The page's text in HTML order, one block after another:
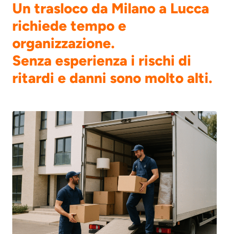
Un trasloco da Milano a Lucca
richiede tempo e
organizzazione.
Senza esperienza i rischi di
ritardi e danni sono molto alti.